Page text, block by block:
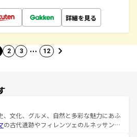
詳細を見る
2 3 … 12
、文化、グルメ、自然と多彩な魅力にあふ
の古代遺跡やフィレンツェのルネッサンス